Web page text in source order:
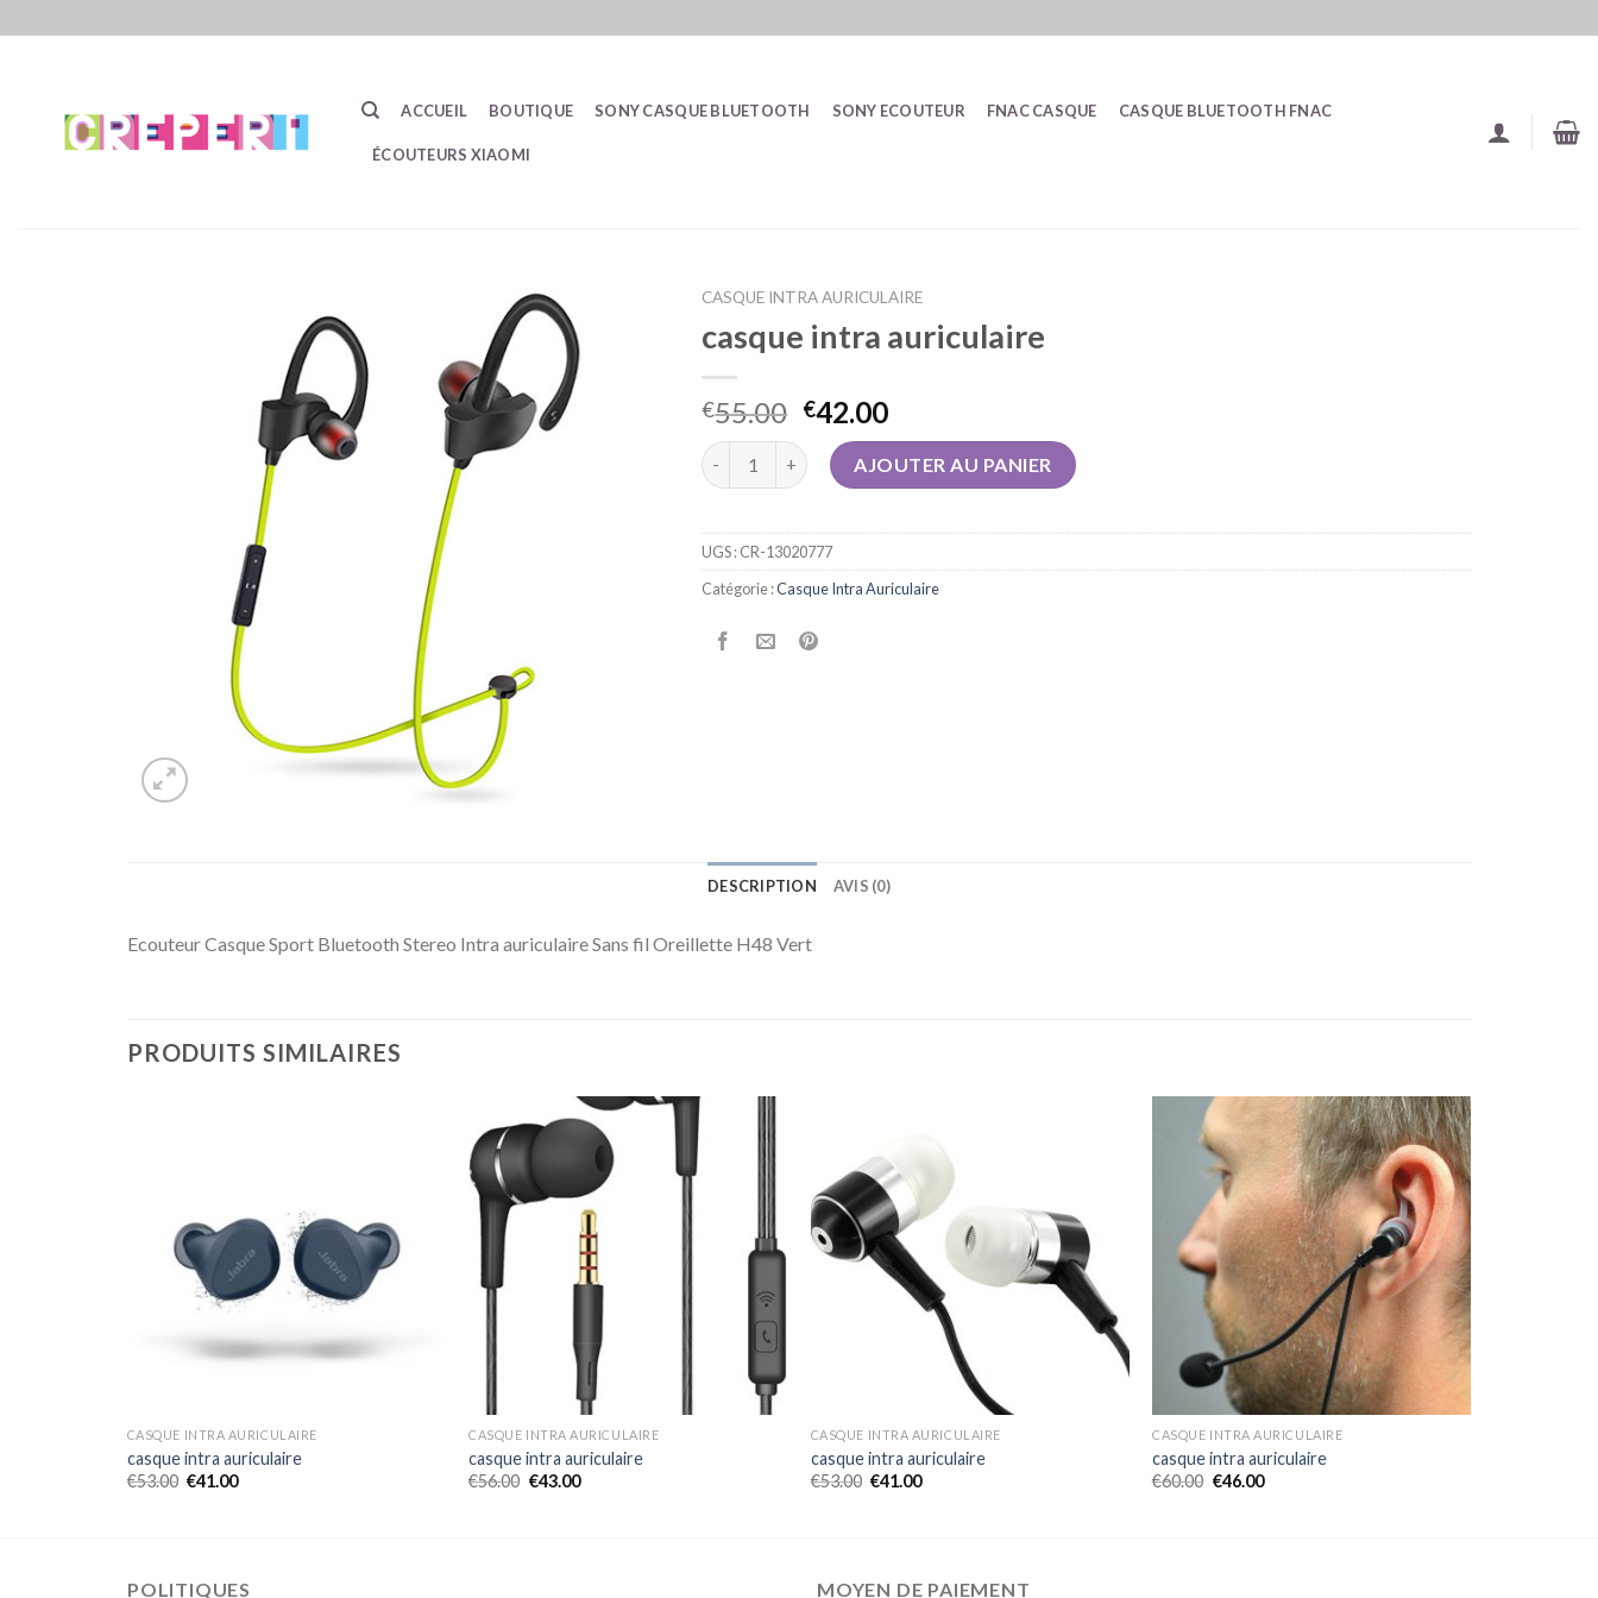
ACCUEIL BOUTIQUE SONY CASQUE BLUETOOTH SONY ECOUTEUR FNAC CASQUE CASQUE BLUETOOTH FNAC
ÉCOUTEURS XIAOMI
CASQUE INTRA AURICULAIRE
casque intra auriculaire
€55.00 €42.00
quantité de casque intra auriculaire
AJOUTER AU PANIER
UGS :CR-13020777
Catégorie :Casque Intra Auriculaire
DESCRIPTION AVIS (0)
Ecouteur Casque Sport Bluetooth Stereo Intra auriculaire Sans fil Oreillette H48 Vert
PRODUITS SIMILAIRES
CASQUE INTRA AURICULAIRE
casque intra auriculaire
€53.00 €41.00
CASQUE INTRA AURICULAIRE
casque intra auriculaire
€56.00 €43.00
CASQUE INTRA AURICULAIRE
casque intra auriculaire
€53.00 €41.00
CASQUE INTRA AURICULAIRE
casque intra auriculaire
€60.00 €46.00
POLITIQUES MOYEN DE PAIEMENT